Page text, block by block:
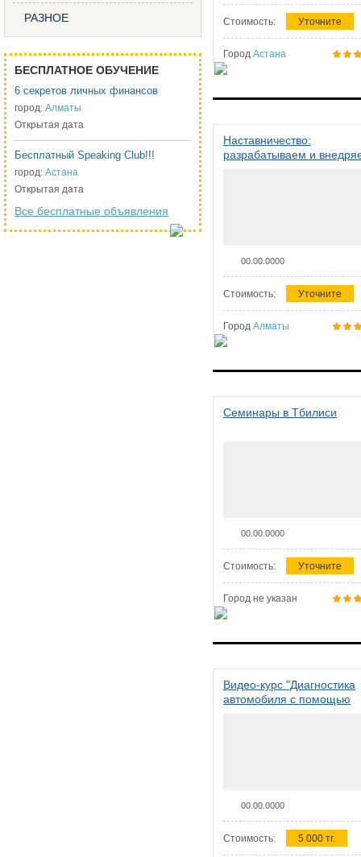
РАЗНОЕ
БЕСПЛАТНОЕ ОБУЧЕНИЕ
6 секретов личных финансов
город: Алматы
Открытая дата
Бесплатный Speaking Club!!!
город: Астана
Открытая дата
Все бесплатные объявления
Стоимость: Уточните
Город Астана
Наставничество:
разрабатываем и
00.00.0000
Стоимость: Уточните
Город Алматы
Семинары в Тбилиси
00.00.0000
Стоимость: Уточните
Город не указан
Видео-курс "Диагностика
автомобиля с помощью
00.00.0000
Стоимость: 5 000 тг.